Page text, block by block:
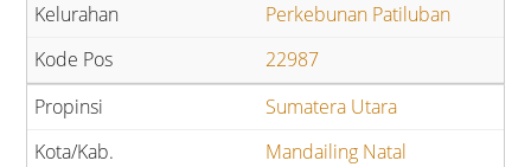
Perkebunan Patiluban
22987
Sumatera Utara
Mandailing Natal